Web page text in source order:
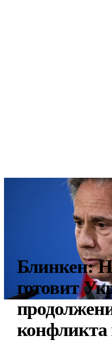
Блинкен:
готовит
конфликта